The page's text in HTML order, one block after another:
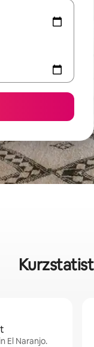
El Naranjo.